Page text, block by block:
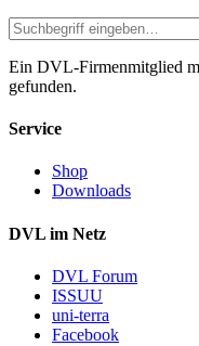
Ein DVL-Firmenmitglied
gefunden.
Service
Shop
Downloads
DVL im Netz
DVL Forum
ISSUU
uni-terra
Facebook